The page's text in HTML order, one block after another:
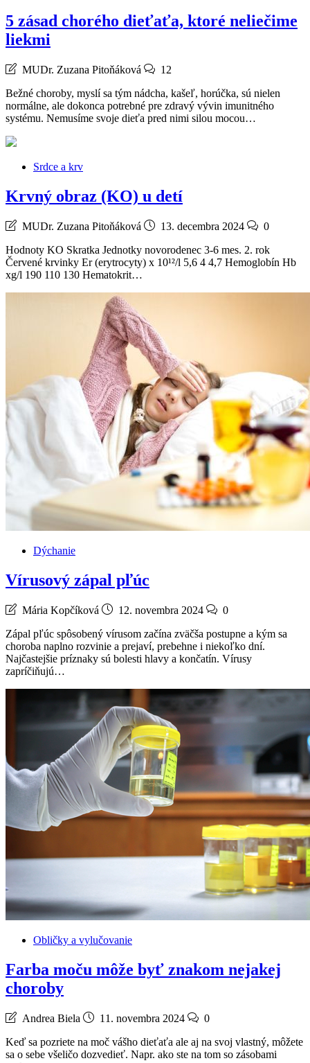
5 zásad chorého dieťaťa, ktoré neliečime
liekmi
MUDr. Zuzana Pitoňáková
12
Bežné choroby, myslí sa tým nádcha, kašeľ, horúčka, sú nielen
normálne, ale dokonca potrebné pre zdravý vývin imunitného
systému. Nemusíme svoje dieťa pred nimi silou mocou…
Srdce a krv
Krvný obraz (KO) u detí
MUDr. Zuzana Pitoňáková 13. decembra 2024
0
Hodnoty KO Skratka Jednotky novorodenec 3-6 mes. 2. rok
Červené krvinky Er (erytrocyty) x 10¹²/l 5,6 4 4,7 Hemoglobín Hb
xg/l 190 110 130 Hematokrit…
Dýchanie
Vírusový zápal pľúc
Mária Kopčíková 12. novembra 2024
0
Zápal pľúc spôsobený vírusom začína zväčša postupne a kým sa
choroba naplno rozvinie a prejaví, prebehne i niekoľko dní.
Najčastejšie príznaky sú bolesti hlavy a končatín. Vírusy
zapríčiňujú…
Obličky a vylučovanie
Farba moču môže byť znakom nejakej
choroby
Andrea Biela 11. novembra 2024
0
Keď sa pozriete na moč vášho dieťaťa ale aj na svoj vlastný, môžete
sa o sebe všeličo dozvedieť. Napr. ako ste na tom so zásobami